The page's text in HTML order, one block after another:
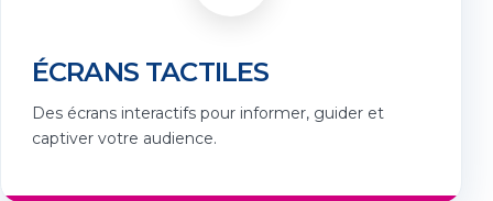
ÉCRANS TACTILES
Des écrans interactifs pour informer, guider et
captiver votre audience.